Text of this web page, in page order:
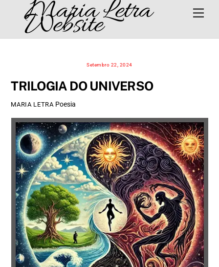
content
Maria Letra
Website
Setembro 22, 2024
TRILOGIA DO UNIVERSO
MARIA LETRA Poesia